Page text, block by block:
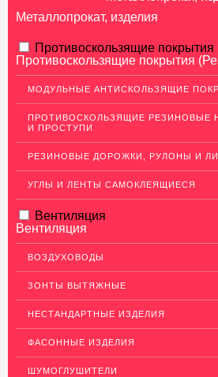
Металлопрокат, изделия
АЛЮМИНИЕВЫЙ ПРОКАТ
НЕРЖАВЕЮЩАЯ СТАЛЬ
Нержавеющие листы
Уголки из нержавеющей стали
Полоса из нержавейки
Нержавеющие трубы
ПВЛ-листы
Сетка из нержавейки
МЕДНЫЙ ПРОКАТ
ЛАТУННЫЙ ПРОКАТ
ДЕКОР НЕРЖАВЕЙКА
Противоскользящие
Противоскользящие покрытия
МОДУЛЬНЫЕ АНТИСКОЛЬЗЯЩИЕ
ПРОТИВОСКОЛЬЗЯЩИЕ РЕЗИНОВЫЕ
И ПРОСТУПИ
РЕЗИНОВЫЕ ДОРОЖКИ, РУЛОНЫ И
УГЛЫ И ЛЕНТЫ САМОКЛЕЯЩИЕСЯ
Вентиляция
Вентиляция
ВОЗДУХОВОДЫ
ЗОНТЫ ВЫТЯЖНЫЕ
НЕСТАНДАРТНЫЕ ИЗДЕЛИЯ
ФАСОННЫЕ ИЗДЕЛИЯ
ШУМОГЛУШИТЕЛИ